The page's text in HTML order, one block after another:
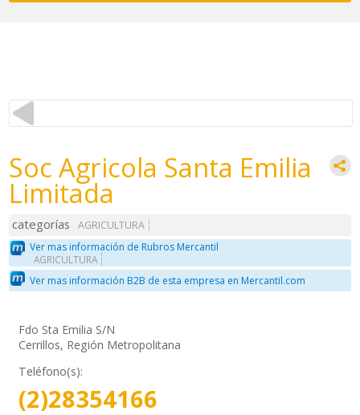
Soc Agricola Santa Emilia
Limitada
categorías
AGRICULTURA
Ver mas información de Rubros Mercantil
AGRICULTURA
Ver mas información B2B de esta empresa en Mercantil.com
Fdo Sta Emilia S/N
Cerrillos, Región Metropolitana
Teléfono(s):
(2)28354166